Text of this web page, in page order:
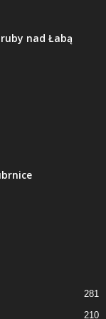
nad Łabą
281
210